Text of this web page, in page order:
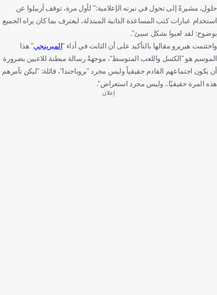
حلول، مشيرةً إلى تحول في نبرته الإعلامية:" لأول مرة، توقف أربيلوا عن
استخدام عبارات كتب المساعدة الذاتية المبتذلة، ليعترف بما كان يراه الجميع
بوضوح: لقد لعبوا بشكل سيئ".
واختتمت هيريرو مقالها بالتأكيد على أن الثابت في أداء "الميرينجي" هذا
الموسم هو "الكسل واللعب المتوسط"، موجهةً رسالة مبطنة للاعبين بضرورة
أن يكون اجتماعهم القادم حقيقياً وليس مجرد "بروباجندا"، قائلة: "ليكن تآمرهم
هذه المرة حقيقيًا.. وليس مجرد استعراض".
إعلان